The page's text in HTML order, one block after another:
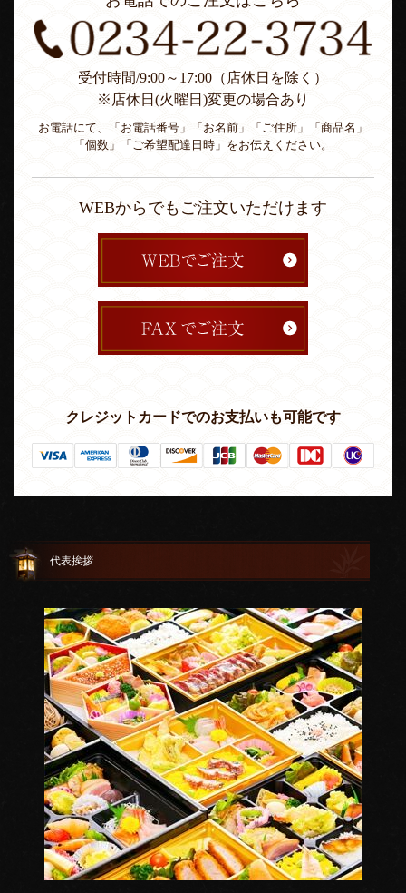
受付時間/9:00～17:00（店休日を除く）
※店休日(火曜日)変更の場合あり
お電話にて、「お電話番号」「お名前」「ご住所」「商品名」
「個数」「ご希望配達日時」をお伝えください。
WEBからでもご注文いただけます
クレジットカードでのお支払いも可能です
代表挨拶